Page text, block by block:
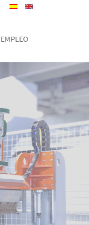
EMPLEO